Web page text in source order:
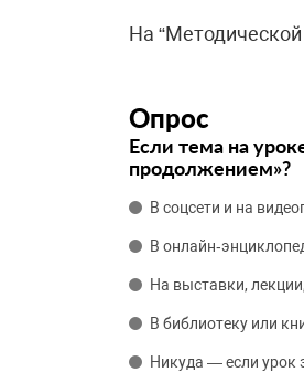
На
Опрос
Если тема на
продолжением»?
В соцсети и на
В
На выставки,
В библиотеку или
Никуда — если урок